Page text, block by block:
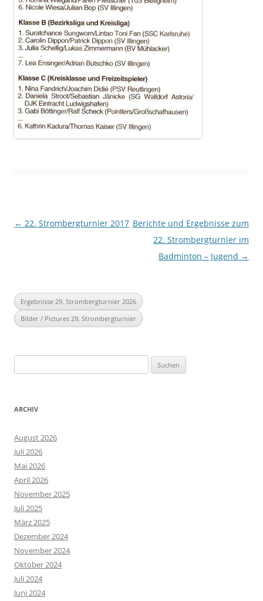
Beitragsnavigation
← 22. Strombergturnier 2017 Berichte und Ergebnisse zum
22. Strombergturnier im
Badminton – Jugend →
Ergebnisse 29. Strombergturnier 2026
Bilder / Pictures 29. Strombergturnier
nach:
ARCHIV
August 2026
Juli 2026
Mai 2026
April 2026
November 2025
Juli 2025
März 2025
Dezember 2024
November 2024
Oktober 2024
Juli 2024
Juni 2024